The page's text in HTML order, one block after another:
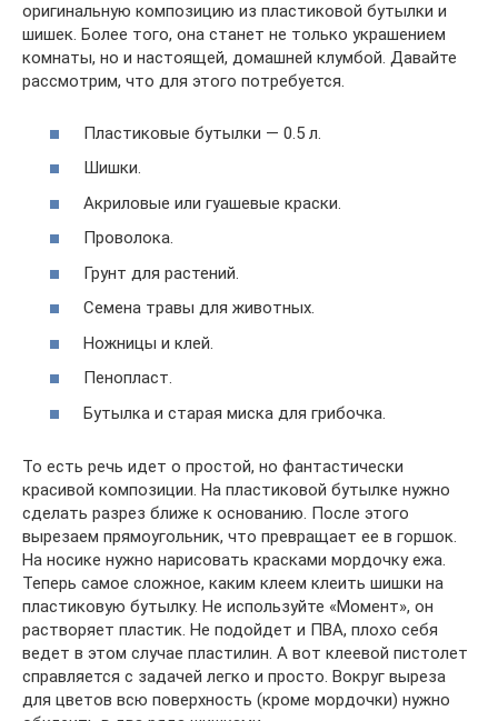
оригинальную композицию из пластиковой бутылки и
шишек. Более того, она станет не только украшением
комнаты, но и настоящей, домашней клумбой. Давайте
рассмотрим, что для этого потребуется.
Пластиковые бутылки — 0.5 л.
Шишки.
Акриловые или гуашевые краски.
Проволока.
Грунт для растений.
Семена травы для животных.
Ножницы и клей.
Пенопласт.
Бутылка и старая миска для грибочка.
То есть речь идет о простой, но фантастически
красивой композиции. На пластиковой бутылке нужно
сделать разрез ближе к основанию. После этого
вырезаем прямоугольник, что превращает ее в горшок.
На носике нужно нарисовать красками мордочку ежа.
Теперь самое сложное, каким клеем клеить шишки на
пластиковую бутылку. Не используйте «Момент», он
растворяет пластик. Не подойдет и ПВА, плохо себя
ведет в этом случае пластилин. А вот клеевой пистолет
справляется с задачей легко и просто. Вокруг выреза
для цветов всю поверхность (кроме мордочки) нужно